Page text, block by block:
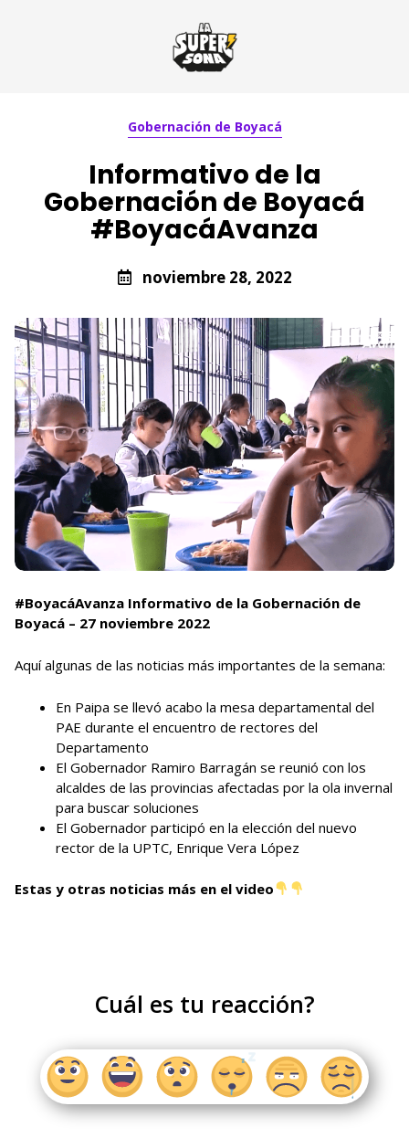
Gobernación de Boyacá
Informativo de la
Gobernación de Boyacá
#BoyacáAvanza
noviembre 28, 2022
#BoyacáAvanza Informativo de la Gobernación de
Boyacá – 27 noviembre 2022
Aquí algunas de las noticias más importantes de la semana:
En Paipa se llevó acabo la mesa departamental del
PAE durante el encuentro de rectores del
Departamento
El Gobernador Ramiro Barragán se reunió con los
alcaldes de las provincias afectadas por la ola invernal
para buscar soluciones
El Gobernador participó en la elección del nuevo
rector de la UPTC, Enrique Vera López
Estas y otras noticias más en el video
Cuál es tu reacción?